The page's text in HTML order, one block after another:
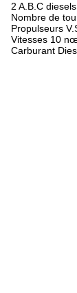
2 A.B.C
Nombre de
Propulseurs
Vitesses 10
Carburant